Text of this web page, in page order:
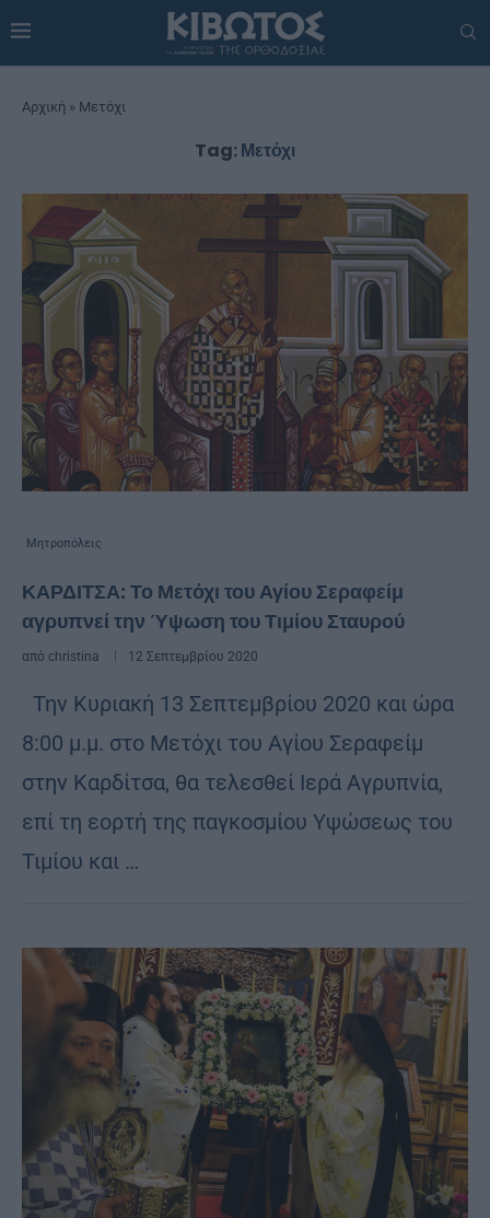
Αρχική » Μετόχι
Tag:Μετόχι
Μητροπόλεις
ΚΑΡΔΙΤΣΑ: Το Μετόχι του Αγίου Σεραφείμ
αγρυπνεί την Ύψωση του Τιμίου Σταυρού
από christina 12 Σεπτεμβρίου 2020
Την Κυριακή 13 Σεπτεμβρίου 2020 και ώρα
8:00 μ.μ. στο Μετόχι του Αγίου Σεραφείμ
στην Καρδίτσα, θα τελεσθεί Ιερά Αγρυπνία,
επί τη εορτή της παγκοσμίου Υψώσεως του
Τιμίου και …